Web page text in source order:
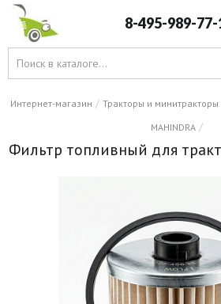
8-495-989-77-
Интернет-магазин / Тракторы и минитракторы
MAHINDRA /
Фильтр топливный для